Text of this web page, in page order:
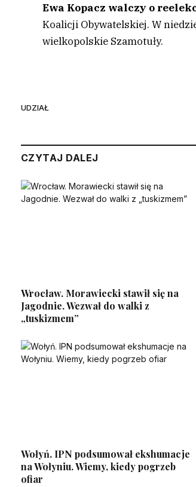
Ewa Kopacz walczy o
Koalicji Obywatelskiej. W
wielkopolskie Szamotuły.
UDZIAŁ
CZYTAJ DALEJ
Wrocław. Morawiecki stawił się na
Jagodnie. Wezwał do walki z
„tuskizmem”
Wołyń. IPN podsumował ekshumacje
na Wołyniu. Wiemy, kiedy pogrzeb
ofiar